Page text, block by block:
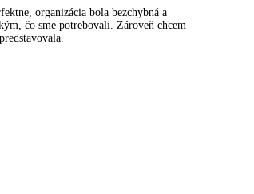
organizácia bola bezchybná a
čo sme potrebovali. Zároveň chcem